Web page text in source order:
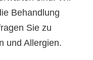
Behandlung
Sie zu
und Allergien.